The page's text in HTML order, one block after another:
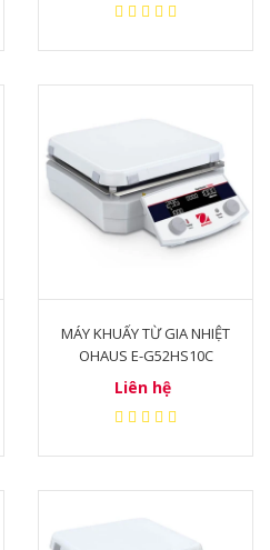
MÁY KHUẤY TỪ GIA NHIỆT
OHAUS E-G52HS10C
Liên hệ